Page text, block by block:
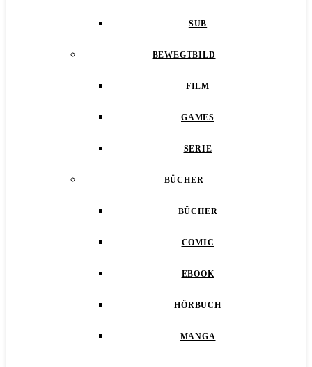
SUB
BEWEGTBILD
FILM
GAMES
SERIE
BÜCHER
BÜCHER
COMIC
EBOOK
HÖRBUCH
MANGA